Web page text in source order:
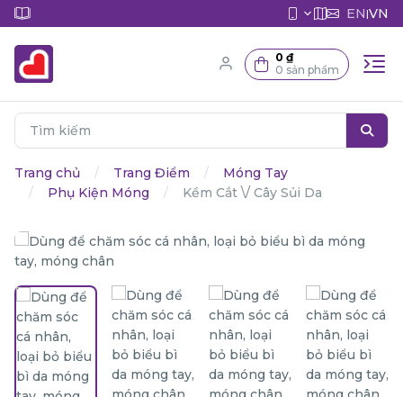
EN|VN
0 ₫
0 sản phẩm
Trang chủ Trang Điểm
Móng Tay
Phụ Kiện Móng
Kềm Cắt \/ Cây Sủi Da